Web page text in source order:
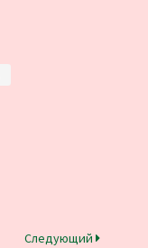
Следующий